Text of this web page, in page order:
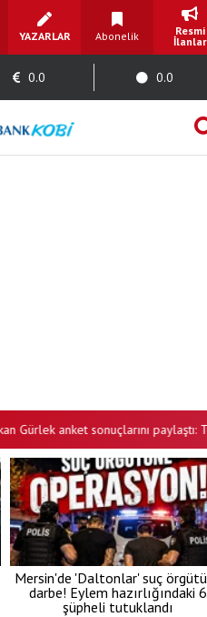
YAZARLAR Abonelik
Resmi
İlanlar
0.0 0.0
anket sonuçlarını paylaştı:
Mersin'de 'Daltonlar' suç
darbe! Eylem hazırlığındaki 6
şüpheli tutuklandı